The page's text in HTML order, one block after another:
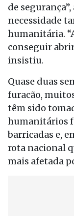
de
necessidade
humanitária.
conseguir
insistiu.
Quase duas
furacão,
têm sido
humanitários
barricadas e,
rota nacional
mais afetada